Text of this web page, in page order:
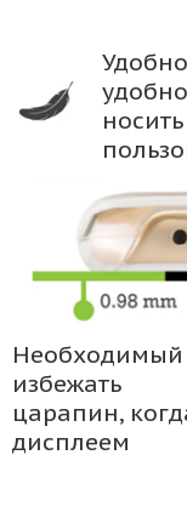
удобно
Необходимый
избежать
царапин,
дисплеем